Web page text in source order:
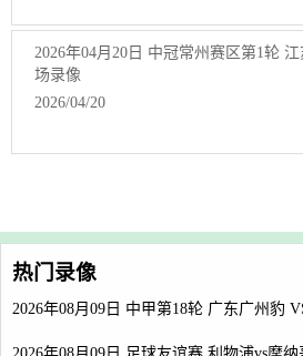
2026年04月20日 中冠常州赛区第1轮
场录像
2026/04/20
热门录像
2026年08月09日 中甲第18轮 广东广州豹